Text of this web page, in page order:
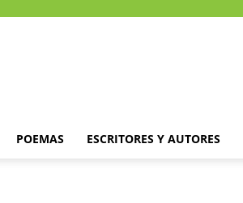
POEMAS ESCRITORES Y AUTORES